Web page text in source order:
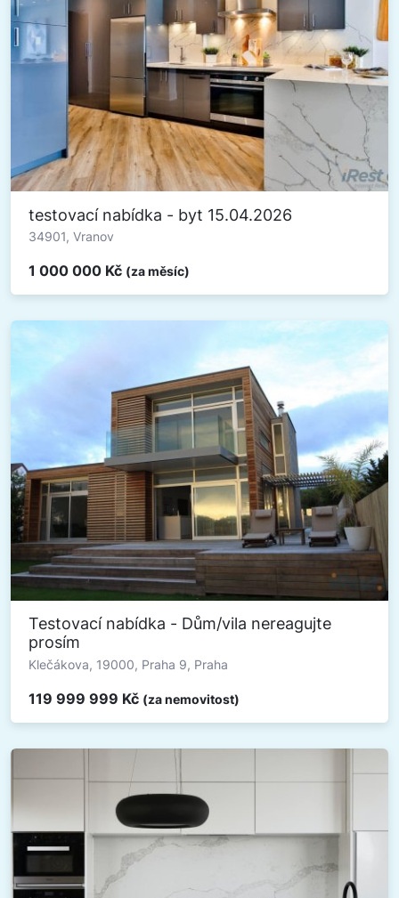
testovací nabídka - byt 15.04.2026
34901, Vranov
1 000 000 Kč (za měsíc)
Testovací nabídka - Dům/vila nereagujte
prosím
Klečákova, 19000, Praha 9, Praha
119 999 999 Kč (za nemovitost)